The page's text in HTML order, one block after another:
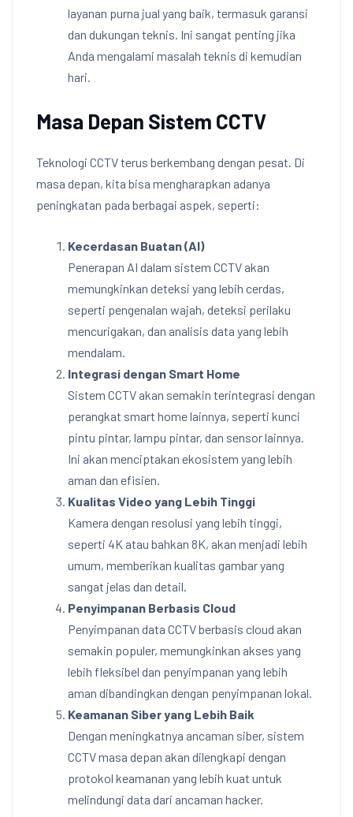
layanan purna jual yang baik, termasuk garansi
dan dukungan teknis. Ini sangat penting jika
Anda mengalami masalah teknis di kemudian
hari.
Masa Depan Sistem CCTV
Teknologi CCTV terus berkembang dengan pesat. Di
masa depan, kita bisa mengharapkan adanya
peningkatan pada berbagai aspek, seperti:
Kecerdasan Buatan (AI)
Penerapan AI dalam sistem CCTV akan
memungkinkan deteksi yang lebih cerdas,
seperti pengenalan wajah, deteksi perilaku
mencurigakan, dan analisis data yang lebih
mendalam.
Integrasi dengan Smart Home
Sistem CCTV akan semakin terintegrasi dengan
perangkat smart home lainnya, seperti kunci
pintu pintar, lampu pintar, dan sensor lainnya.
Ini akan menciptakan ekosistem yang lebih
aman dan efisien.
Kualitas Video yang Lebih Tinggi
Kamera dengan resolusi yang lebih tinggi,
seperti 4K atau bahkan 8K, akan menjadi lebih
umum, memberikan kualitas gambar yang
sangat jelas dan detail.
Penyimpanan Berbasis Cloud
Penyimpanan data CCTV berbasis cloud akan
semakin populer, memungkinkan akses yang
lebih fleksibel dan penyimpanan yang lebih
aman dibandingkan dengan penyimpanan lokal.
Keamanan Siber yang Lebih Baik
Dengan meningkatnya ancaman siber, sistem
CCTV masa depan akan dilengkapi dengan
protokol keamanan yang lebih kuat untuk
melindungi data dari ancaman hacker.